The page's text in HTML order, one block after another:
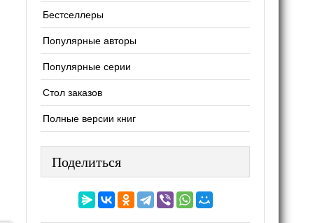
Бестселлеры
Популярные авторы
Популярные серии
Стол заказов
Полные версии книг
Поделиться